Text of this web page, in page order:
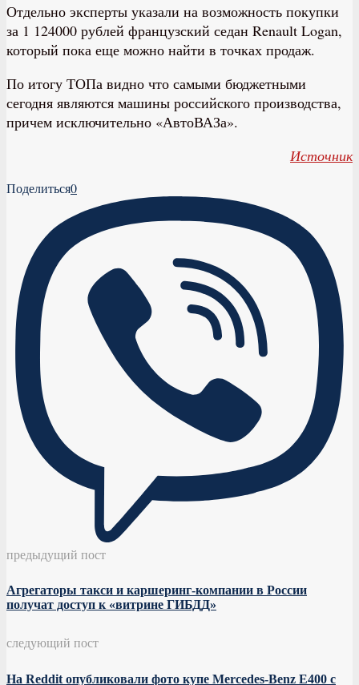
Отдельно эксперты указали на возможность покупки
за 1 124000 рублей французский седан Renault Logan,
который пока еще можно найти в точках продаж.
По итогу ТОПа видно что самыми бюджетными
сегодня являются машины российского производства,
причем исключительно «АвтоВАЗа».
Источник
Поделиться0
предыдущий пост
Агрегаторы такси и каршеринг-компании в России
получат доступ к «витрине ГИБДД»
следующий пост
На Reddit опубликовали фото купе Mercedes-Benz E400 с